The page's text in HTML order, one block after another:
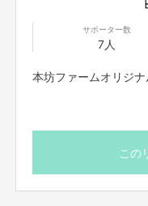
サポーター数
7人
本坊ファームオリジナ
この